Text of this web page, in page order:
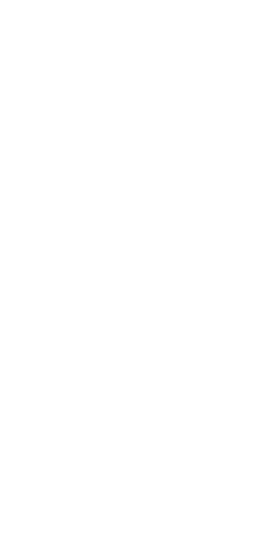
auf Informationen auf einem Endgerät
Daten zur Auswahl von Werbeanzeigen